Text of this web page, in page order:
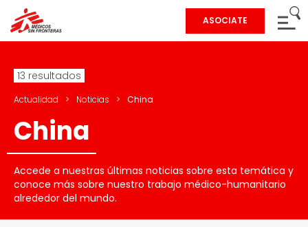
ASOCIATE
13 resultados
Actualidad > Noticias > China
China
Accede a nuestras últimas noticias sobre esta temática y
conoce más sobre nuestro trabajo médico-humanitario
alrededor del mundo.